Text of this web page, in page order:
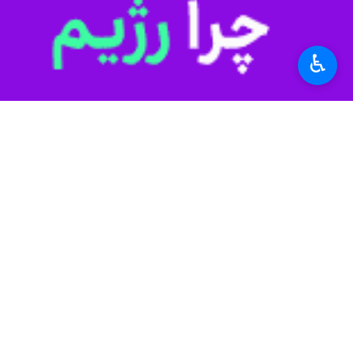
وی در پایان با بیان اینکه روند
جدید، بتواند محورهای توسعه بودجه
♿︎